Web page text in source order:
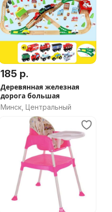
185 р.
Деревянная железная
дорога большая
Минск, Центральный